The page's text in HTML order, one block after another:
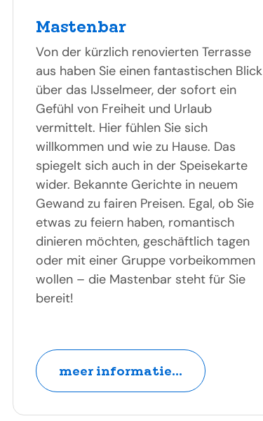
Mastenbar
Von der kürzlich renovierten Terrasse
aus haben Sie einen fantastischen Blick
über das IJsselmeer, der sofort ein
Gefühl von Freiheit und Urlaub
vermittelt. Hier fühlen Sie sich
willkommen und wie zu Hause. Das
spiegelt sich auch in der Speisekarte
wider. Bekannte Gerichte in neuem
Gewand zu fairen Preisen. Egal, ob Sie
etwas zu feiern haben, romantisch
dinieren möchten, geschäftlich tagen
oder mit einer Gruppe vorbeikommen
wollen – die Mastenbar steht für Sie
bereit!
meer informatie...